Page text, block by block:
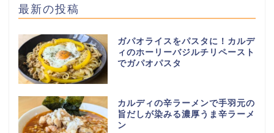
最新の投稿
ガパオライスをパスタに！カルデ
ィのホーリーバジルチリペースト
でガパオパスタ
カルディの辛ラーメンで手羽元の
旨だしが染みる濃厚うま辛ラーメ
ン